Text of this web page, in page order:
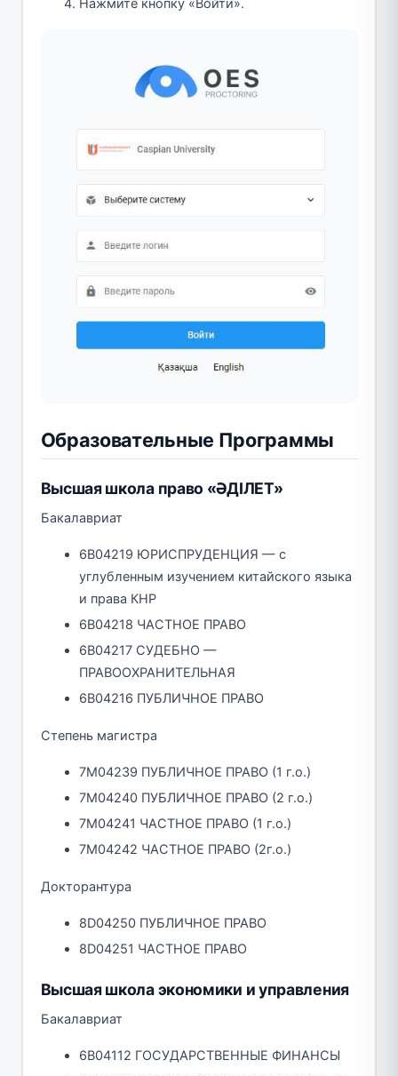
Нажмите кнопку «Войти».
Образовательные Программы
Высшая школа право «ӘДІЛЕТ»
Бакалавриат
6B04219 ЮРИСПРУДЕНЦИЯ — с
углубленным изучением китайского языка
и права КНР
6B04218 ЧАСТНОЕ ПРАВО
6B04217 СУДЕБНО —
ПРАВООХРАНИТЕЛЬНАЯ
6B04216 ПУБЛИЧНОЕ ПРАВО
Степень магистра
7M04239 ПУБЛИЧНОЕ ПРАВО (1 г.о.)
7M04240 ПУБЛИЧНОЕ ПРАВО (2 г.о.)
7M04241 ЧАСТНОЕ ПРАВО (1 г.о.)
7M04242 ЧАСТНОЕ ПРАВО (2г.о.)
Докторантура
8D04250 ПУБЛИЧНОЕ ПРАВО
8D04251 ЧАСТНОЕ ПРАВО
Высшая школа экономики и управления
Бакалавриат
6B04112 ГОСУДАРСТВЕННЫЕ ФИНАНСЫ